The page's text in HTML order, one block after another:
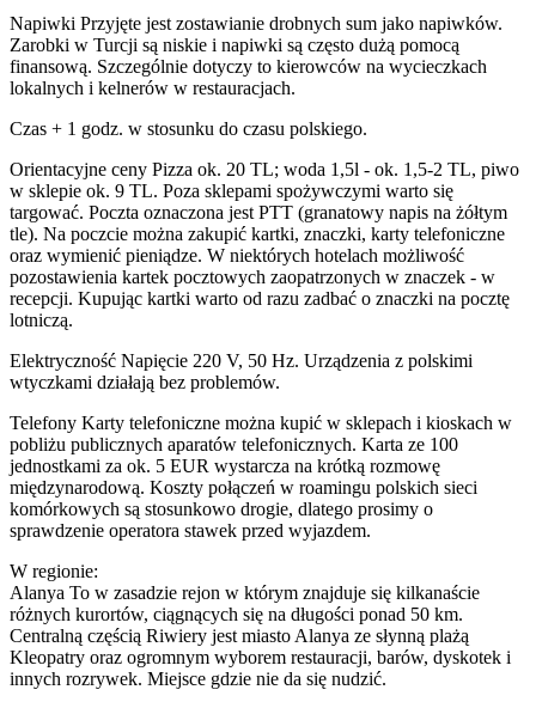
Napiwki Przyjęte jest zostawianie drobnych sum jako napiwków.
Zarobki w Turcji są niskie i napiwki są często dużą pomocą
finansową. Szczególnie dotyczy to kierowców na wycieczkach
lokalnych i kelnerów w restauracjach.
Czas + 1 godz. w stosunku do czasu polskiego.
Orientacyjne ceny Pizza ok. 20 TL; woda 1,5l - ok. 1,5-2 TL, piwo
w sklepie ok. 9 TL. Poza sklepami spożywczymi warto się
targować. Poczta oznaczona jest PTT (granatowy napis na żółtym
tle). Na poczcie można zakupić kartki, znaczki, karty telefoniczne
oraz wymienić pieniądze. W niektórych hotelach możliwość
pozostawienia kartek pocztowych zaopatrzonych w znaczek - w
recepcji. Kupując kartki warto od razu zadbać o znaczki na pocztę
lotniczą.
Elektryczność Napięcie 220 V, 50 Hz. Urządzenia z polskimi
wtyczkami działają bez problemów.
Telefony Karty telefoniczne można kupić w sklepach i kioskach w
pobliżu publicznych aparatów telefonicznych. Karta ze 100
jednostkami za ok. 5 EUR wystarcza na krótką rozmowę
międzynarodową. Koszty połączeń w roamingu polskich sieci
komórkowych są stosunkowo drogie, dlatego prosimy o
sprawdzenie operatora stawek przed wyjazdem.
W regionie:
Alanya To w zasadzie rejon w którym znajduje się kilkanaście
różnych kurortów, ciągnących się na długości ponad 50 km.
Centralną częścią Riwiery jest miasto Alanya ze słynną plażą
Kleopatry oraz ogromnym wyborem restauracji, barów, dyskotek i
innych rozrywek. Miejsce gdzie nie da się nudzić.